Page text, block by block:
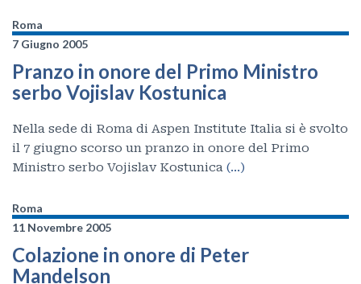
Roma
7 Giugno 2005
Pranzo in onore del Primo Ministro
serbo Vojislav Kostunica
Nella sede di Roma di Aspen Institute Italia si è svolto
il 7 giugno scorso un pranzo in onore del Primo
Ministro serbo Vojislav Kostunica (…)
Roma
11 Novembre 2005
Colazione in onore di Peter
Mandelson